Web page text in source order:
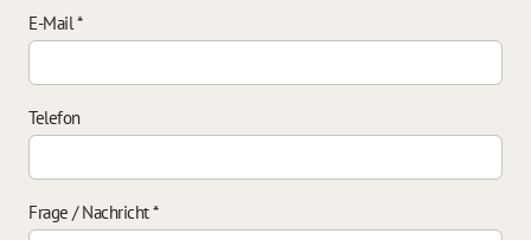
E-Mail*
Telefon
Frage / Nachricht*